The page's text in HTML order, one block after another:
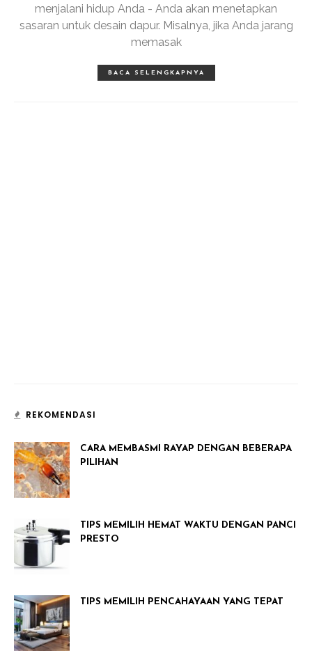
menjalani hidup Anda - Anda akan menetapkan
sasaran untuk desain dapur. Misalnya, jika Anda jarang
memasak
BACA SELENGKAPNYA
REKOMENDASI
CARA MEMBASMI RAYAP DENGAN BEBERAPA
PILIHAN
TIPS MEMILIH HEMAT WAKTU DENGAN PANCI
PRESTO
TIPS MEMILIH PENCAHAYAAN YANG TEPAT